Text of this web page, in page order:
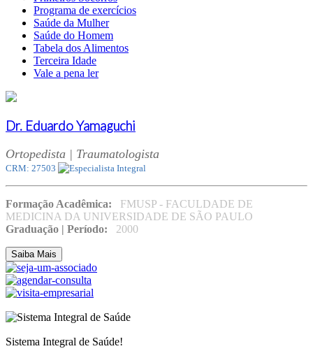
Programa de exercícios
Saúde da Mulher
Saúde do Homem
Tabela dos Alimentos
Terceira Idade
Vale a pena ler
Dr. Eduardo Yamaguchi
Ortopedista | Traumatologista
CRM: 27503
Formação Acadêmica:
FMUSP - FACULDADE DE
MEDICINA DA UNIVERSIDADE DE SÃO PAULO
Graduação | Período:
2000
Saiba Mais
Sistema Integral de Saúde!